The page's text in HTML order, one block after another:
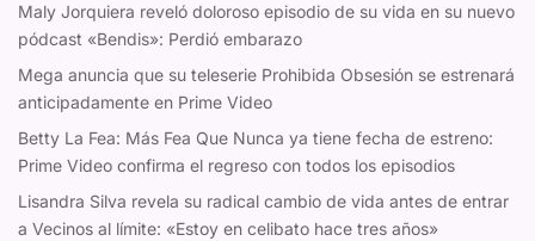
Maly Jorquiera reveló doloroso episodio de su vida en su nuevo
pódcast «Bendis»: Perdió embarazo
Mega anuncia que su teleserie Prohibida Obsesión se estrenará
anticipadamente en Prime Video
Betty La Fea: Más Fea Que Nunca ya tiene fecha de estreno:
Prime Video confirma el regreso con todos los episodios
Lisandra Silva revela su radical cambio de vida antes de entrar
a Vecinos al límite: «Estoy en celibato hace tres años»